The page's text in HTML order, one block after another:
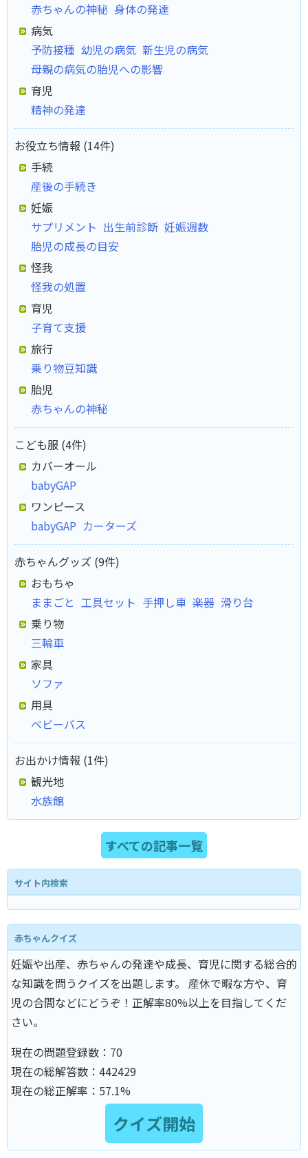
赤ちゃんの神秘 身体の発達
病気
予防接種 幼児の病気 新生児の病気
母親の病気の胎児への影響
育児
精神の発達
お役立ち情報 (14件)
手続
産後の手続き
妊娠
サプリメント 出生前診断 妊娠週数
胎児の成長の目安
怪我
怪我の処置
育児
子育て支援
旅行
乗り物豆知識
胎児
赤ちゃんの神秘
こども服 (4件)
カバーオール
babyGAP
ワンピース
babyGAP カーターズ
赤ちゃんグッズ (9件)
おもちゃ
ままごと 工具セット 手押し車 楽器 滑り台
乗り物
三輪車
家具
ソファ
用具
ベビーバス
お出かけ情報 (1件)
観光地
水族館
すべての記事一覧
サイト内検索
赤ちゃんクイズ
妊娠や出産、赤ちゃんの発達や成長、育児に関する総合的
な知識を問うクイズを出題します。 産休で暇な方や、育
児の合間などにどうぞ！正解率80%以上を目指してくだ
さい。
現在の問題登録数： 70
現在の総解答数： 442429
現在の総正解率： 57.1%